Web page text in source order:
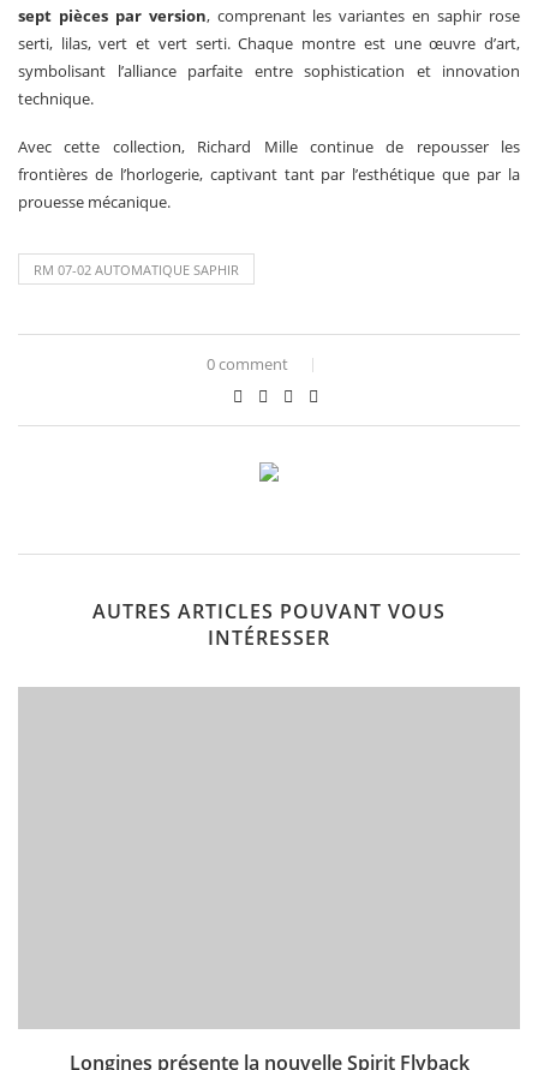
sept pièces par version, comprenant les variantes en saphir rose
serti, lilas, vert et vert serti. Chaque montre est une œuvre d’art,
symbolisant l’alliance parfaite entre sophistication et innovation
technique.
Avec cette collection, Richard Mille continue de repousser les
frontières de l’horlogerie, captivant tant par l’esthétique que par la
prouesse mécanique.
RM 07-02 AUTOMATIQUE SAPHIR
0 comment
AUTRES ARTICLES POUVANT VOUS
INTÉRESSER
Longines présente la nouvelle Spirit Flyback